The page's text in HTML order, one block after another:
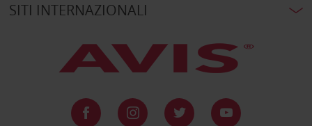
SITI INTERNAZIONALI